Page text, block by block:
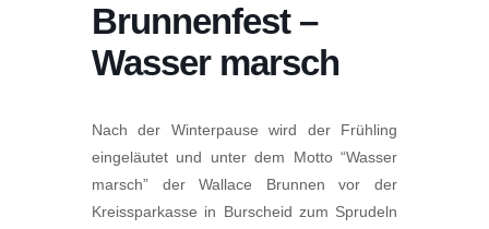
Brunnenfest –
Wasser marsch
Nach der Winterpause wird der Frühling
eingeläutet und unter dem Motto “Wasser
marsch” der Wallace Brunnen vor der
Kreissparkasse in Burscheid zum Sprudeln